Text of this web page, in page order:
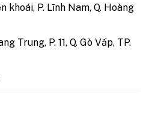
khoái, P. Lĩnh Nam, Q. Hoàng
Trung, P. 11, Q. Gò Vấp, TP.